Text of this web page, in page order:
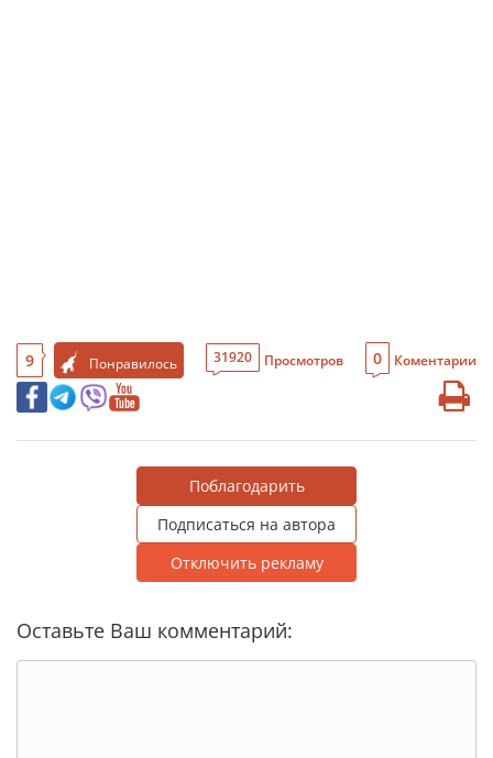
9 Понравилось 31920 Просмотров 0 Коментарии
Поблагодарить
Подписаться на автора
Отключить рекламу
Оставьте Ваш комментарий: